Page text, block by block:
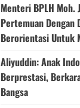
Menteri BPLH Moh.
Pertemuan Dengan
Berorientasi Untuk
Aliyuddin: Anak
Berprestasi,
Bangsa